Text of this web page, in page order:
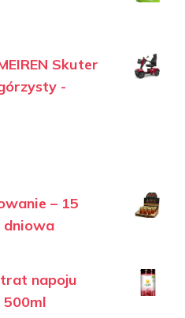
Skuter
-
– 15
dniowa
napoju
500ml